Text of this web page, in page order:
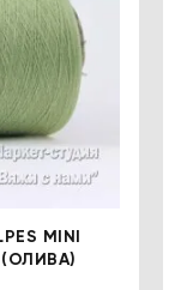
MINI
(ОЛИВА)